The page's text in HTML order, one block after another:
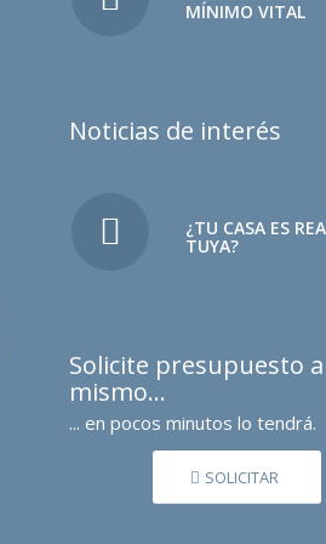
MÍNIMO VITAL
Noticias de interés
¿TU CASA ES
TUYA?
Solicite presupuesto
mismo…
... en pocos minutos lo tendrá.
SOLICITAR